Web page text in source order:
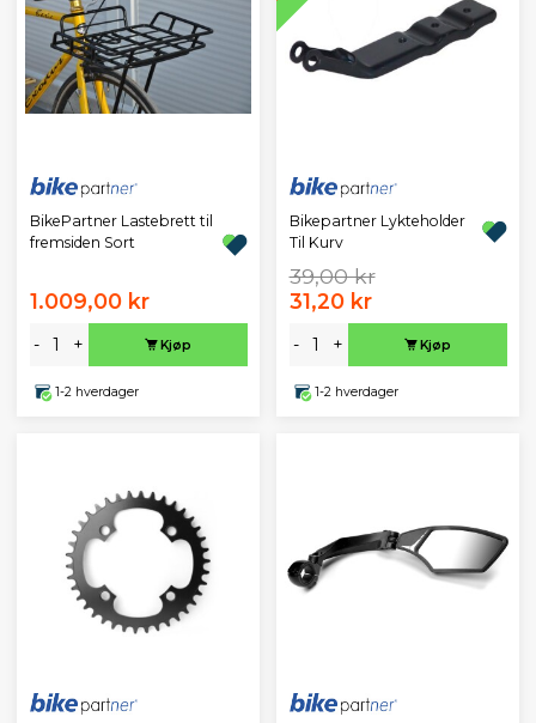
BikePartner Lastebrett til
fremsiden Sort
1.009,00 kr
- + Kjøp
1-2 hverdager
Bikepartner Lykteholder
Til Kurv
39,00 kr
31,20 kr
- + Kjøp
1-2 hverdager